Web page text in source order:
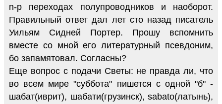
n-р переходах полупроводников и наоборот.
Правильный ответ дал лет сто назад писатель
Уильям Сидней Портер. Прошу вспомнить
вместе со мной его литературный псевдоним,
бо запамятовал. Согласны?
Еще вопрос с подачи Светы: не правда ли, что
во всем мире "суббота" пишется с одной "б" -
шабат(иврит), шабати(грузинск), sabato(латынь),